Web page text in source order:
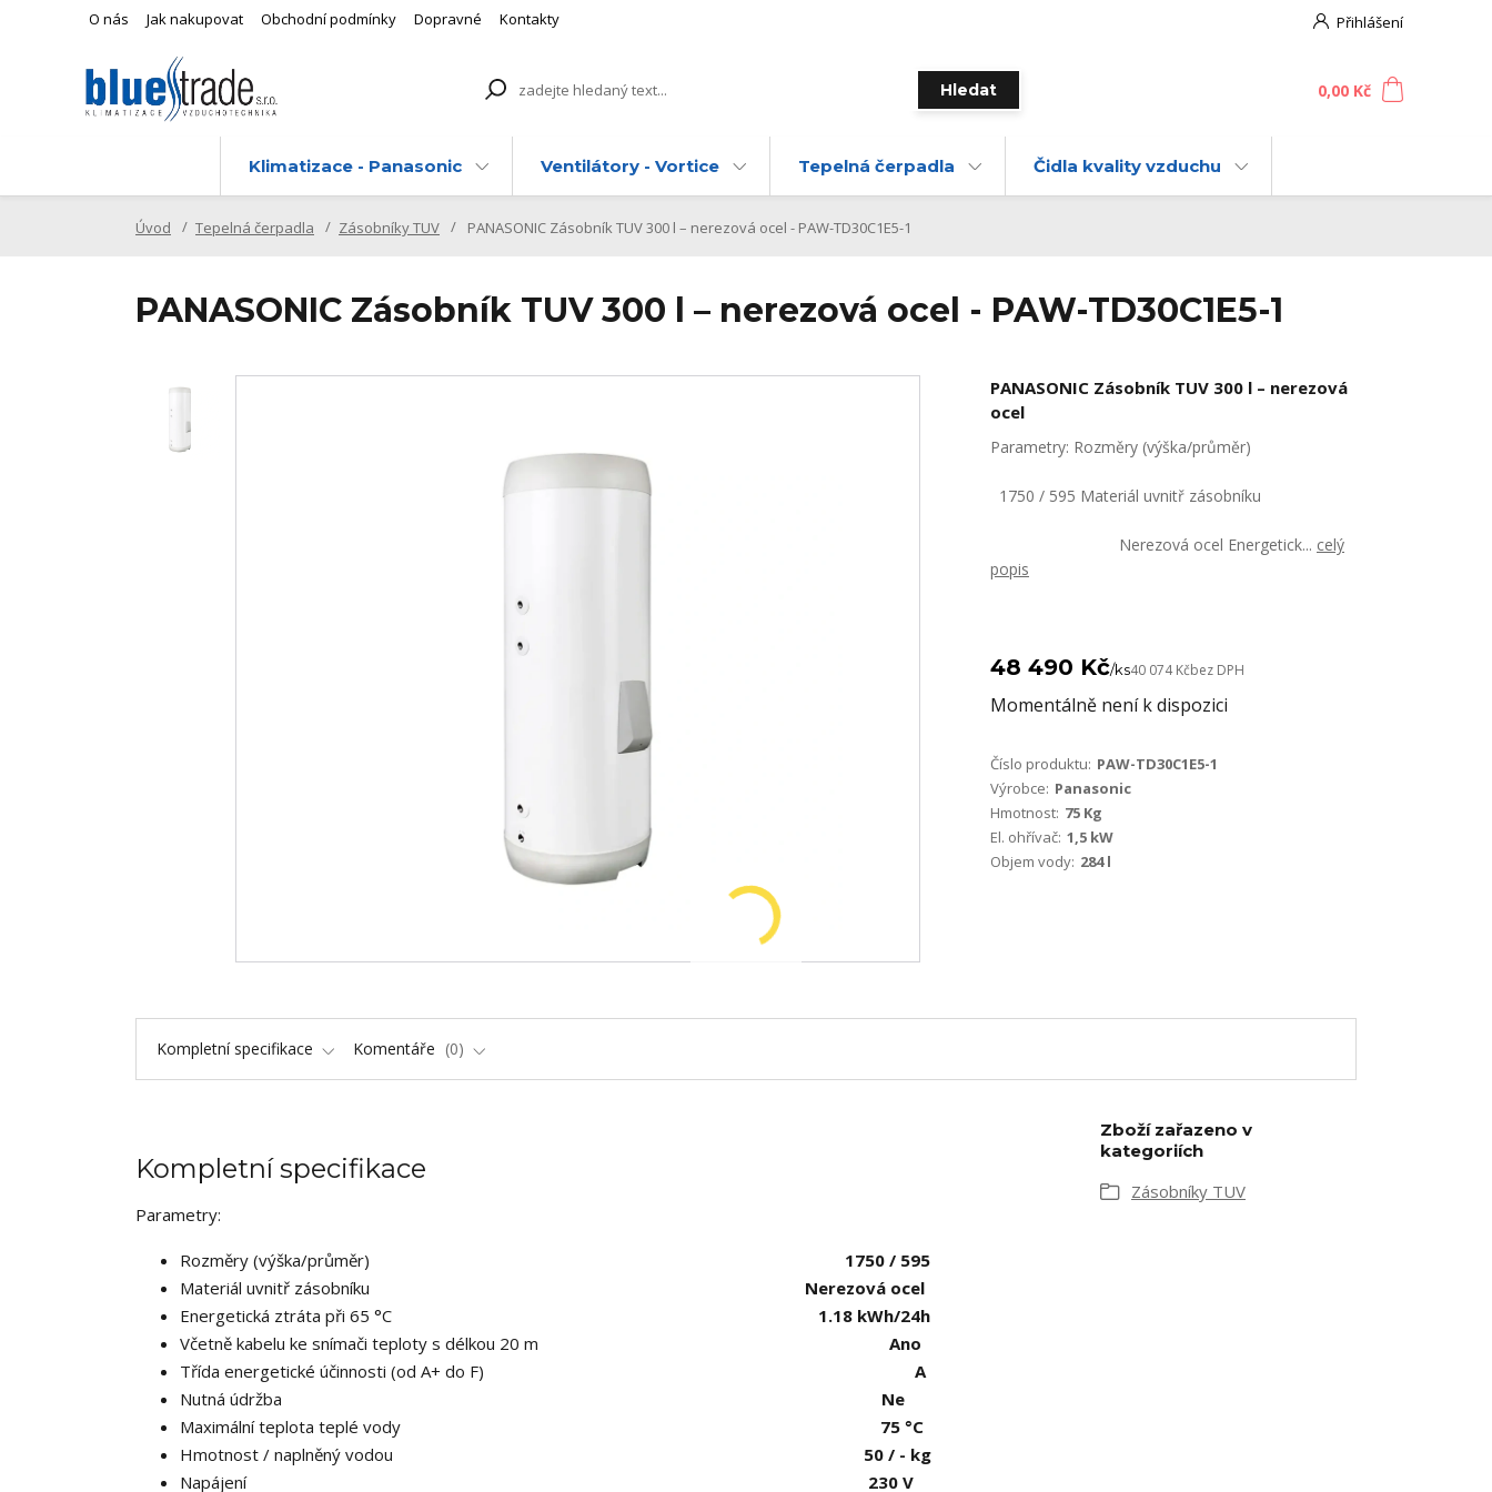
O nás Jak nakupovat Obchodní podmínky Dopravné Kontakty Přihlášení
Hledat 0,00 Kč
Klimatizace - Panasonic Ventilátory - Vortice Tepelná čerpadla Čidla kvality vzduchu
Úvod Tepelná čerpadla Zásobníky TUV PANASONIC Zásobník TUV 300 l – nerezová ocel - PAW-TD30C1E5-1
PANASONIC Zásobník TUV 300 l – nerezová ocel - PAW-TD30C1E5-1
PANASONIC Zásobník TUV 300 l – nerezová
ocel
Parametry: Rozměry (výška/průměr)
1750 / 595 Materiál uvnitř zásobníku
Nerezová ocel Energetick... celý
popis
48 490 Kč/ks40 074 Kčbez DPH
Momentálně není k dispozici
Číslo produktu: PAW-TD30C1E5-1
Výrobce: Panasonic
Hmotnost: 75 Kg
El. ohřívač: 1,5 kW
Objem vody: 284 l
Kompletní specifikace Komentáře 0
Kompletní specifikace
Parametry:
Rozměry (výška/průměr) 1750 / 595
Materiál uvnitř zásobníku
Nerezová ocel
Energetická ztráta při 65 °C
1.18 kWh/24h
Včetně kabelu ke snímači teploty s délkou 20 m
Ano
Třída energetické účinnosti (od A+ do F)
A
Nutná údržba
Ne
Maximální teplota teplé vody
75 °C
Hmotnost / naplněný vodou
50 / - kg
Napájení
230 V
Zboží zařazeno v
kategoriích
Zásobníky TUV